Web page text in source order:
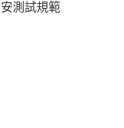
測試規範